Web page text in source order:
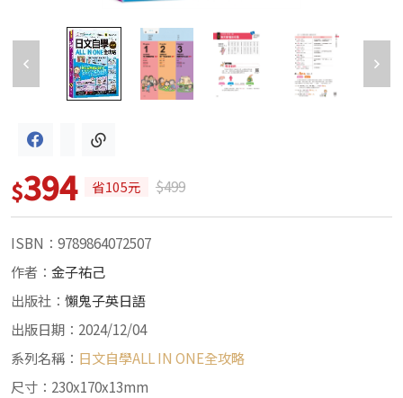
$394 省105元 $499
ISBN：9789864072507
作者： 金子祐己
出版社： 懶鬼子英日語
出版日期：2024/12/04
系列名稱： 日文自學ALL IN ONE全攻略
尺寸：230x170x13mm